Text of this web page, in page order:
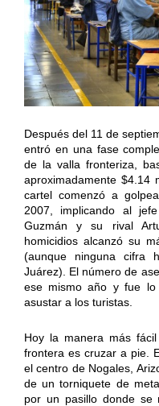
Después del 11 de
entró en una fase
de la valla fronteriza,
aproximadamente $4.14
cartel comenzó a
2007, implicando al
Guzmán y su rival
homicidios alcanzó su
(aunque ninguna cifra
Juárez). El número de
ese mismo año y fue lo
asustar a los turistas.
Hoy la manera más
frontera es cruzar a pie.
el centro de Nogales,
de un torniquete de
por un pasillo donde se